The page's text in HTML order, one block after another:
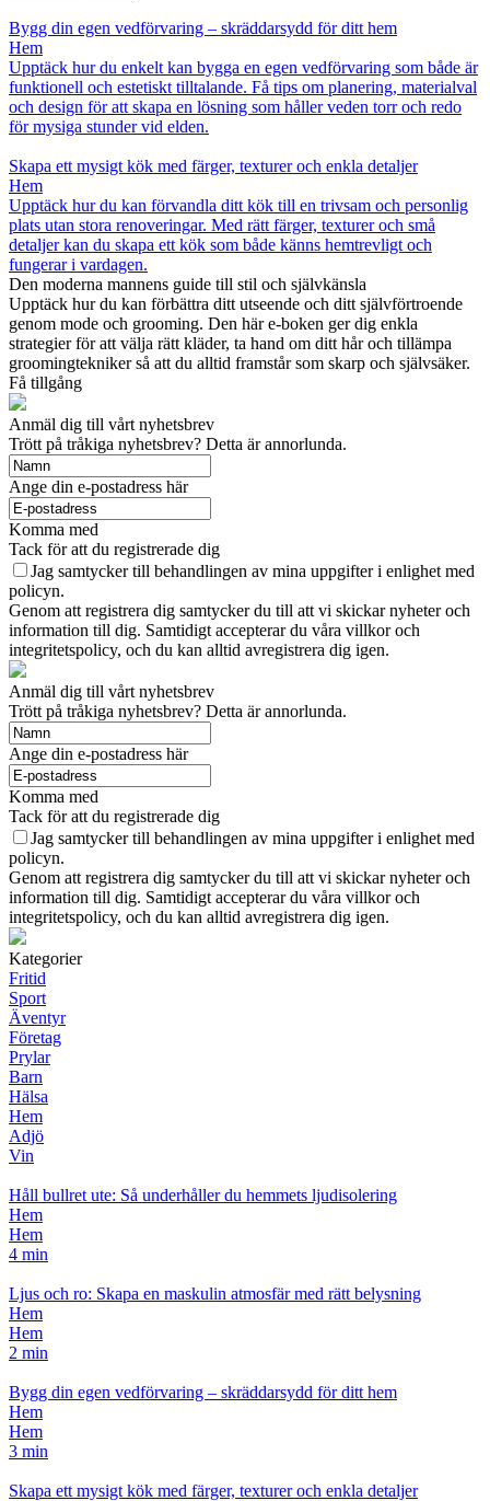
Bygg din egen vedförvaring – skräddarsydd för ditt hem
Hem
Upptäck hur du enkelt kan bygga en egen vedförvaring som både är
funktionell och estetiskt tilltalande. Få tips om planering, materialval
och design för att skapa en lösning som håller veden torr och redo
för mysiga stunder vid elden.
Skapa ett mysigt kök med färger, texturer och enkla detaljer
Hem
Upptäck hur du kan förvandla ditt kök till en trivsam och personlig
plats utan stora renoveringar. Med rätt färger, texturer och små
detaljer kan du skapa ett kök som både känns hemtrevligt och
fungerar i vardagen.
Den moderna mannens guide till stil och självkänsla
Upptäck hur du kan förbättra ditt utseende och ditt självförtroende
genom mode och grooming. Den här e-boken ger dig enkla
strategier för att välja rätt kläder, ta hand om ditt hår och tillämpa
groomingtekniker så att du alltid framstår som skarp och självsäker.
Få tillgång
Anmäl dig till vårt nyhetsbrev
Trött på tråkiga nyhetsbrev? Detta är annorlunda.
Ange din e-postadress här
Komma med
Tack för att du registrerade dig
Jag samtycker till behandlingen av mina uppgifter i enlighet med
policyn.
Genom att registrera dig samtycker du till att vi skickar nyheter och
information till dig. Samtidigt accepterar du våra villkor och
integritetspolicy, och du kan alltid avregistrera dig igen.
Anmäl dig till vårt nyhetsbrev
Trött på tråkiga nyhetsbrev? Detta är annorlunda.
Ange din e-postadress här
Komma med
Tack för att du registrerade dig
Jag samtycker till behandlingen av mina uppgifter i enlighet med
policyn.
Genom att registrera dig samtycker du till att vi skickar nyheter och
information till dig. Samtidigt accepterar du våra villkor och
integritetspolicy, och du kan alltid avregistrera dig igen.
Kategorier
Fritid
Sport
Äventyr
Företag
Prylar
Barn
Hälsa
Hem
Adjö
Vin
Håll bullret ute: Så underhåller du hemmets ljudisolering
Hem
Hem
4 min
Ljus och ro: Skapa en maskulin atmosfär med rätt belysning
Hem
Hem
2 min
Bygg din egen vedförvaring – skräddarsydd för ditt hem
Hem
Hem
3 min
Skapa ett mysigt kök med färger, texturer och enkla detaljer